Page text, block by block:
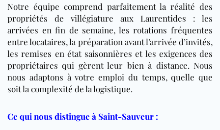
Notre équipe comprend parfaitement la réalité des
propriétés de villégiature aux Laurentides : les
arrivées en fin de semaine, les rotations fréquentes
entre locataires, la préparation avant l’arrivée d’invités,
les remises en état saisonnières et les exigences des
propriétaires qui gèrent leur bien à distance. Nous
nous adaptons à votre emploi du temps, quelle que
soit la complexité de la logistique.
Ce qui nous distingue à Saint-Sauveur :